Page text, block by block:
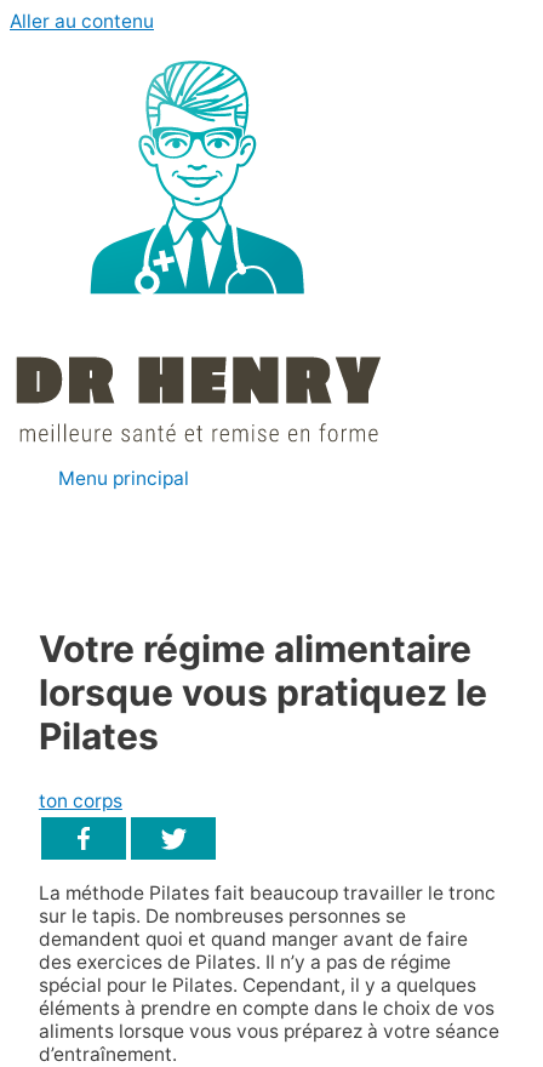
Aller au contenu
Menu principal
Votre régime alimentaire
lorsque vous pratiquez le
Pilates
ton corps
La méthode Pilates fait beaucoup travailler le tronc
sur le tapis. De nombreuses personnes se
demandent quoi et quand manger avant de faire
des exercices de Pilates. Il n’y a pas de régime
spécial pour le Pilates. Cependant, il y a quelques
éléments à prendre en compte dans le choix de vos
aliments lorsque vous vous préparez à votre séance
d’entraînement.